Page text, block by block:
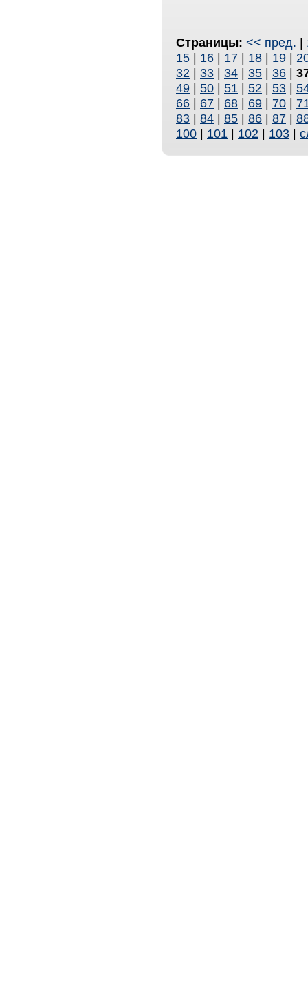
Страницы: << пред. |
15 | 16 | 17 | 18 | 19 |
32 | 33 | 34 | 35 | 36 |
49 | 50 | 51 | 52 | 53 |
66 | 67 | 68 | 69 | 70 |
83 | 84 | 85 | 86 | 87 |
100 | 101 | 102 | 103 |